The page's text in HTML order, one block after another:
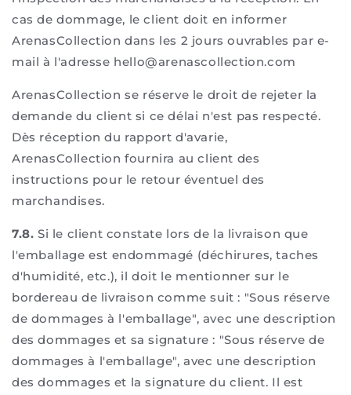
cas de dommage, le client doit en informer
ArenasCollection dans les 2 jours ouvrables par e-
mail à l'adresse hello@arenascollection.com
ArenasCollection se réserve le droit de rejeter la
demande du client si ce délai n'est pas respecté.
Dès réception du rapport d'avarie,
ArenasCollection fournira au client des
instructions pour le retour éventuel des
marchandises.
7.8. Si le client constate lors de la livraison que
l'emballage est endommagé (déchirures, taches
d'humidité, etc.), il doit le mentionner sur le
bordereau de livraison comme suit : "Sous réserve
de dommages à l'emballage", avec une description
des dommages et sa signature : "Sous réserve de
dommages à l'emballage", avec une description
des dommages et la signature du client. Il est